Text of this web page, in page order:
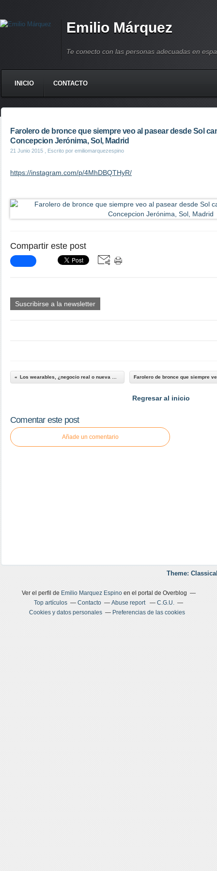
Emilio Márquez
Te conecto con las personas adecuadas en
INICIO CONTACTO
Farolero de bronce que siempre veo al pasear desde Sol
Concepcion Jerónima, Sol, Madrid
21 Junio 2015 , Escrito por emiliomarquezespino
https://instagram.com/p/4MhDBQTHyR/
Compartir este post
Suscribirse a la newsletter
Regresar al inicio
Comentar este post
Añade un comentario
Theme:
Ver el perfil de Emilio Marquez Espinoen el portal de Overblog
Top artículos
Contacto Abuse report
C.G.U.
Cookies y datos personales
Preferencias de las cookies